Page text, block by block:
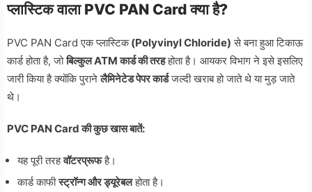
प्लास्टिक वाला PVC PAN Card क्या है?
PVC PAN Card एक प्लास्टिक(Polyvinyl Chloride) से बना हुआ टिकाऊ
कार्ड होता है, जोबिल्कुल ATM कार्ड की तरहहोता है। आयकर विभाग ने इसे इसलिए
जारी किया है क्योंकि पुरानेलैमिनेटेड पेपर कार्डजल्दी खराब हो जाते थे या मुड़ जाते
थे।
PVC PAN Card की कुछ खास बातें:
यह पूरी तरहवॉटरप्रूफहै।
कार्ड काफीस्ट्रॉन्ग और ड्यूरेबलहोता है।